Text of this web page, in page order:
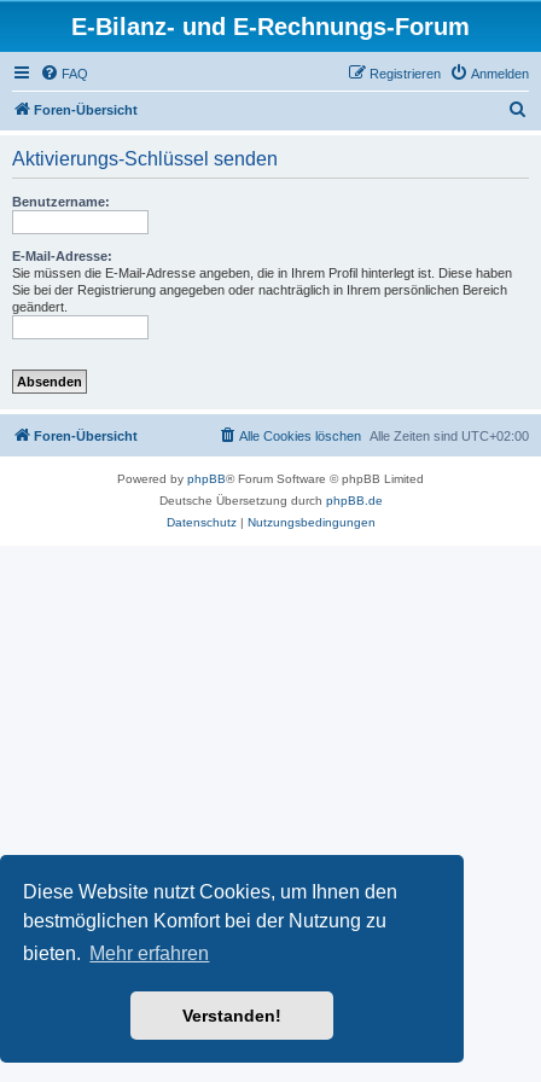
Diese Website nutzt Cookies, um Ihnen den
bestmöglichen Komfort bei der Nutzung zu
bieten. Mehr erfahren
Verstanden!
E-Bilanz- und E-Rechnungs-Forum
FAQ Anmelden
Registrieren
Foren-Übersicht
Aktivierungs-Schlüssel senden
Benutzername:
E-Mail-Adresse:
Sie müssen die E-Mail-Adresse angeben, die in Ihrem Profil hinterlegt ist. Diese haben
Sie bei der Registrierung angegeben oder nachträglich in Ihrem persönlichen Bereich
geändert.
Foren-Übersicht Alle Zeiten sind UTC+02:00
Alle Cookies löschen
Powered by phpBB® Forum Software © phpBB Limited
Deutsche Übersetzung durch phpBB.de
Datenschutz| Nutzungsbedingungen